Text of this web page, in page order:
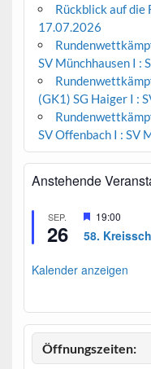
Rückblick auf die
17.07.2026
SV Münchhausen I :
(GK1) SG Haiger I :
SV Offenbach I : SV
Anstehende
SEP.
26
H
r
o
o
b
19:00
58.
Kalender anzeigen
Öffnungszeiten: